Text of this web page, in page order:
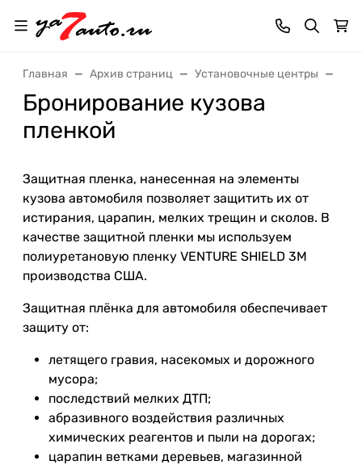
Главная Архив страниц Установочные центры
Бронирование кузова
пленкой
Защитная пленка, нанесенная на элементы
кузова автомобиля позволяет защитить их от
истирания, царапин, мелких трещин и сколов. В
качестве защитной пленки мы используем
полиуретановую пленку VENTURE SHIELD 3M
производства США.
Защитная плёнка для автомобиля обеспечивает
защиту от:
летящего гравия, насекомых и дорожного
мусора;
последствий мелких ДТП;
абразивного воздействия различных
химических реагентов и пыли на дорогах;
царапин ветками деревьев, магазинной